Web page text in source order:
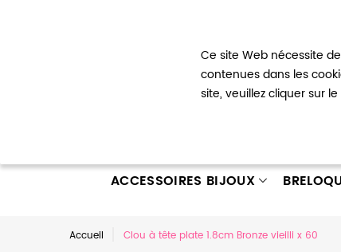
Ce site Web nécessite
contenues dans les
site, veuillez cliquer sur
Mon
ACCESSOIRES BIJOUX
Accueil Clou à tête plate 1.8cm Bronze vieilli x 60